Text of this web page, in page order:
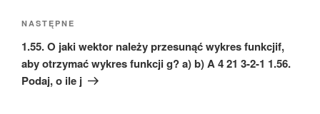
Następny
wpis
NASTĘPNE
1.55. O jaki wektor należy przesunąć wykres funkcjif,
aby otrzymać wykres funkcji g? a) b) A 4 21 3-2-1 1.56.
Podaj, o ile j